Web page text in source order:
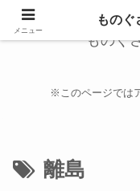
ものぐ
※このページでは
離島
メニュー
ものぐ